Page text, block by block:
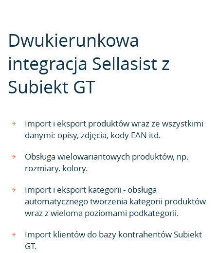
Dwukierunkowa
integracja Sellasist z
Subiekt GT
Import i eksport produktów wraz ze wszystkimi
danymi: opisy, zdjęcia, kody EAN itd.
Obsługa wielowariantowych produktów, np.
rozmiary, kolory.
Import i eksport kategorii - obsługa
automatycznego tworzenia kategorii produktów
wraz z wieloma poziomami podkategorii.
Import klientów do bazy kontrahentów Subiekt
GT.